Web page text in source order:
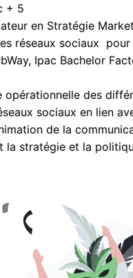
+ 5
en Stratégie
réseaux sociaux
Ipac Bachelor
opérationnelle des
sociaux en lien
de la
la stratégie et la